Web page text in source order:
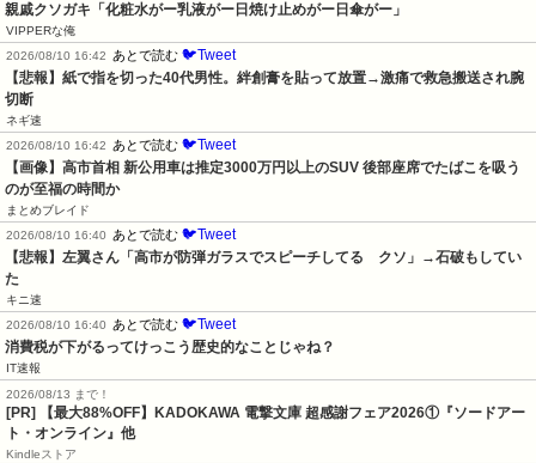
親戚クソガキ「化粧水がー乳液がー日焼け止めがー日傘がー」
VIPPERな俺
2026/08/10 16:42
あとで読む 🐦Tweet
【悲報】紙で指を切った40代男性。絆創膏を貼って放置→激痛で救急搬送され腕
切断
ネギ速
2026/08/10 16:42
あとで読む 🐦Tweet
【画像】高市首相 新公用車は推定3000万円以上のSUV 後部座席でたばこを吸う
のが至福の時間か
まとめブレイド
2026/08/10 16:40
あとで読む 🐦Tweet
【悲報】左翼さん「高市が防弾ガラスでスピーチしてる　クソ」→石破もしてい
た
キニ速
2026/08/10 16:40
あとで読む 🐦Tweet
消費税が下がるってけっこう歴史的なことじゃね？
IT速報
2026/08/13 まで！
[PR] 【最大88%OFF】KADOKAWA 電撃文庫 超感謝フェア2026①『ソードアー
ト・オンライン』他
Kindleストア